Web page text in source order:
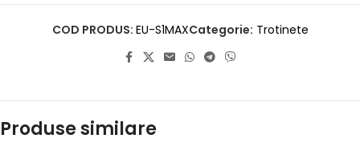
COD PRODUS: EU-S1MAXCategorie: Trotinete
Produse similare